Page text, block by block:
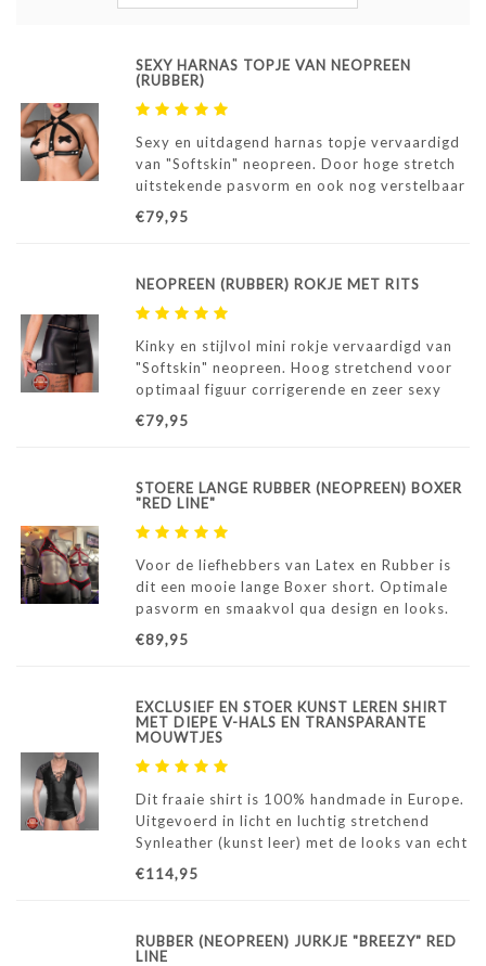
SEXY HARNAS TOPJE VAN NEOPREEN
(RUBBER)
Sexy en uitdagend harnas topje vervaardigd
van "Softskin" neopreen. Door hoge stretch
uitstekende pasvorm en ook nog verstelbaar
door drukknoopjes. Vooraf bekijken/passen
in showroom Moonheels is mogelijk.
€79,95
NEOPREEN (RUBBER) ROKJE MET RITS
Kinky en stijlvol mini rokje vervaardigd van
"Softskin" neopreen. Hoog stretchend voor
optimaal figuur corrigerende en zeer sexy
looks. Voor de liefhebbers van stijlvolle en
exclusieve club- en partywear.
€79,95
STOERE LANGE RUBBER (NEOPREEN) BOXER
"RED LINE"
Voor de liefhebbers van Latex en Rubber is
dit een mooie lange Boxer short. Optimale
pasvorm en smaakvol qua design en looks.
Voor de man die houdt van extravagantie
een "must have"....
€89,95
EXCLUSIEF EN STOER KUNST LEREN SHIRT
MET DIEPE V-HALS EN TRANSPARANTE
MOUWTJES
Dit fraaie shirt is 100% handmade in Europe.
Uitgevoerd in licht en luchtig stretchend
Synleather (kunst leer) met de looks van echt
leer. Een mooie diepe V-hals met rijgveter en
transparante mouwen, maken dit shirt
€114,95
RUBBER (NEOPREEN) JURKJE "BREEZY" RED
LINE